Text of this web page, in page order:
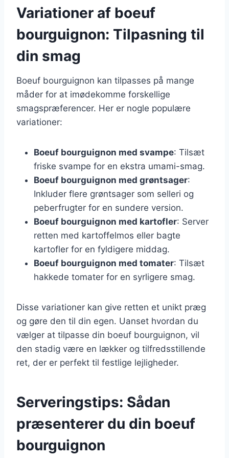
Variationer af boeuf
bourguignon: Tilpasning til
din smag
Boeuf bourguignon kan tilpasses på mange
måder for at imødekomme forskellige
smagspræferencer. Her er nogle populære
variationer:
Boeuf bourguignon med svampe: Tilsæt
friske svampe for en ekstra umami-smag.
Boeuf bourguignon med grøntsager:
Inkluder flere grøntsager som selleri og
peberfrugter for en sundere version.
Boeuf bourguignon med kartofler: Server
retten med kartoffelmos eller bagte
kartofler for en fyldigere middag.
Boeuf bourguignon med tomater: Tilsæt
hakkede tomater for en syrligere smag.
Disse variationer kan give retten et unikt præg
og gøre den til din egen. Uanset hvordan du
vælger at tilpasse din boeuf bourguignon, vil
den stadig være en lækker og tilfredsstillende
ret, der er perfekt til festlige lejligheder.
Serveringstips: Sådan
præsenterer du din boeuf
bourguignon